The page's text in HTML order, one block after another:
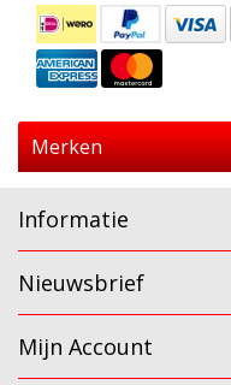
Merken
Informatie
Nieuwsbrief
Mijn Account